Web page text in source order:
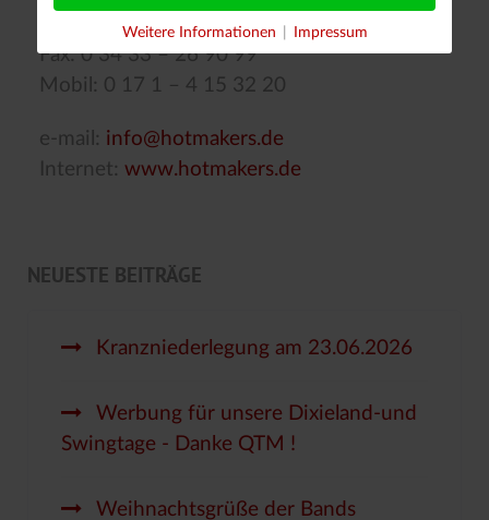
Tel:0 34 33 – 26 90 90
Fax: 0 34 33 – 26 90 99
Mobil: 0 17 1 – 4 15 32 20
e-mail: info@hotmakers.de
Internet: www.hotmakers.de
NEUESTE BEITRÄGE
Kranzniederlegung am 23.06.2026
Werbung für unsere Dixieland-und
Swingtage - Danke QTM !
Weihnachtsgrüße der Bands
Weitere Informationen Impressum